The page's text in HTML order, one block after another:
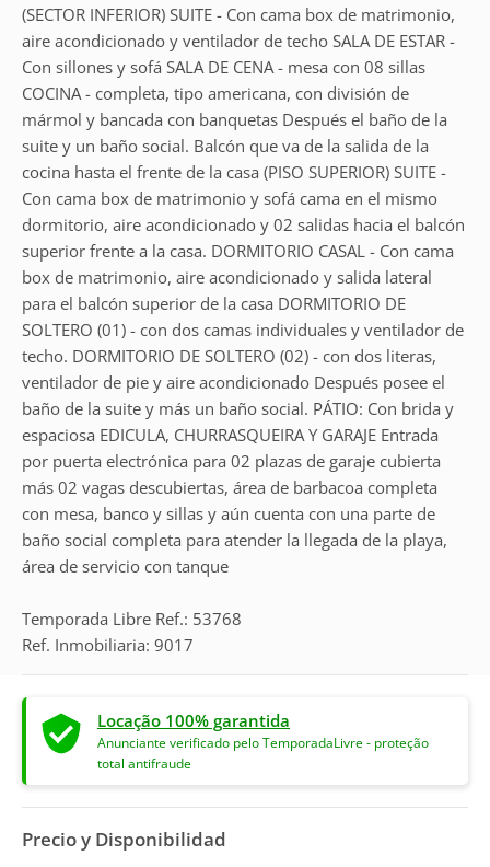
(SECTOR INFERIOR) SUITE - Con cama box de matrimonio,
aire acondicionado y ventilador de techo SALA DE ESTAR -
Con sillones y sofá SALA DE CENA - mesa con 08 sillas
COCINA - completa, tipo americana, con división de
mármol y bancada con banquetas Después el baño de la
suite y un baño social. Balcón que va de la salida de la
cocina hasta el frente de la casa (PISO SUPERIOR) SUITE -
Con cama box de matrimonio y sofá cama en el mismo
dormitorio, aire acondicionado y 02 salidas hacia el balcón
superior frente a la casa. DORMITORIO CASAL - Con cama
box de matrimonio, aire acondicionado y salida lateral
para el balcón superior de la casa DORMITORIO DE
SOLTERO (01) - con dos camas individuales y ventilador de
techo. DORMITORIO DE SOLTERO (02) - con dos literas,
ventilador de pie y aire acondicionado Después posee el
baño de la suite y más un baño social. PÁTIO: Con brida y
espaciosa EDICULA, CHURRASQUEIRA Y GARAJE Entrada
por puerta electrónica para 02 plazas de garaje cubierta
más 02 vagas descubiertas, área de barbacoa completa
con mesa, banco y sillas y aún cuenta con una parte de
baño social completa para atender la llegada de la playa,
área de servicio con tanque
Temporada Libre Ref.: 53768
Ref. Inmobiliaria: 9017
Locação 100% garantida
Anunciante verificado pelo TemporadaLivre - proteção
total antifraude
Precio y Disponibilidad